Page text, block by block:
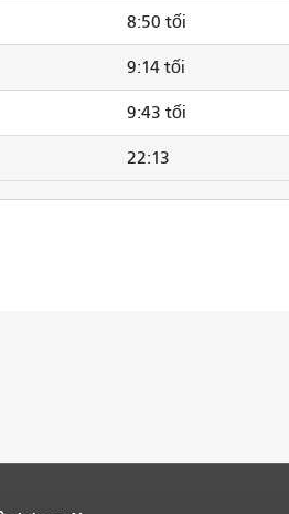
8:50 tối
9:14 tối
9:43 tối
22:13